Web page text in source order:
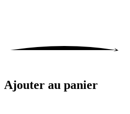
Ajouter au panier